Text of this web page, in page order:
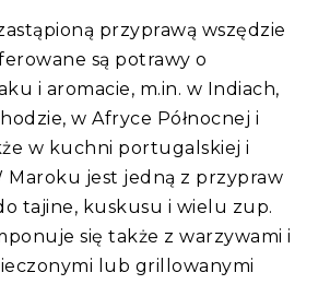
przyprawą wszędzie
są potrawy o
i aromacie, m.in. w Indiach,
w Afryce Północnej i
w kuchni portugalskiej i
Maroku jest jedną z przypraw
tajine, kuskusu i wielu zup.
się także z warzywami i
lub grillowanymi